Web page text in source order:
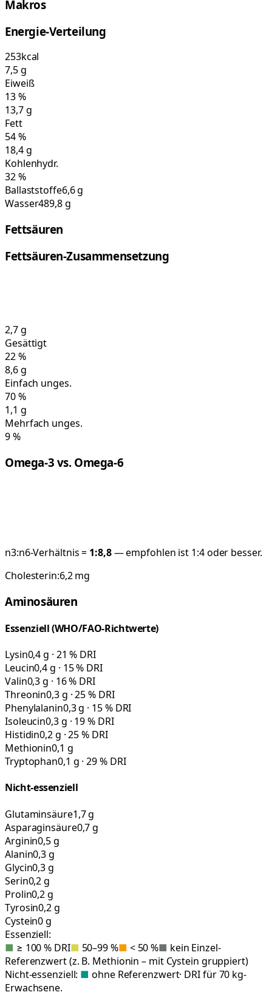
Makros
Energie-Verteilung
253kcal
7,5g
Eiweiß
13%
13,7g
Fett
54%
18,4g
Kohlenhydr.
32%
Ballaststoffe6,6 g
Wasser489,8 g
Fettsäuren
Fettsäuren-Zusammensetzung
2,7g
Gesättigt
22%
8,6g
Einfach unges.
70%
1,1 g
Mehrfach unges.
9%
Omega-3 vs. Omega-6
n3:n6-Verhältnis = 1:8,8— empfohlen ist 1:4 oder besser.
Cholesterin:6,2mg
Aminosäuren
Essenziell (WHO/FAO-Richtwerte)
Lysin0,4 g · 21 % DRI
Leucin0,4 g · 15 % DRI
Valin0,3 g · 16 % DRI
Threonin0,3 g · 25 % DRI
Phenylalanin0,3 g · 15 % DRI
Isoleucin0,3 g · 19 % DRI
Histidin0,2 g · 25 % DRI
Methionin0,1 g
Tryptophan0,1 g · 29 % DRI
Nicht-essenziell
Glutaminsäure1,7 g
Asparaginsäure0,7 g
Arginin0,5 g
Alanin0,3 g
Glycin0,3 g
Serin0,2 g
Prolin0,2 g
Tyrosin0,2 g
Cystein0 g
Essenziell:
■ ≥ 100 % DRI■ 50–99 %■ < 50 %■ kein Einzel-
Referenzwert (z. B. Methionin – mit Cystein gruppiert)
Nicht-essenziell: ■ ohne Referenzwert· DRI für 70 kg-
Erwachsene.